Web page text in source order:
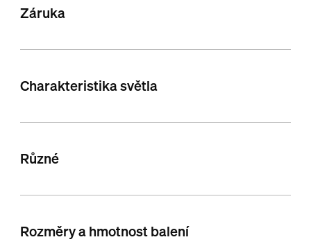
Záruka
Charakteristika světla
Různé
Rozměry a hmotnost balení